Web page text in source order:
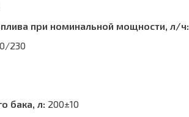
при номинальной мощности, л/ч:
230
бака, л: 200±10